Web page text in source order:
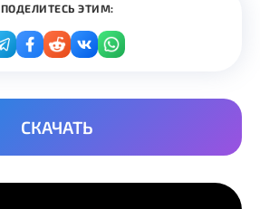
ПОДЕЛИТЕСЬ ЭТИМ:
СКАЧАТЬ